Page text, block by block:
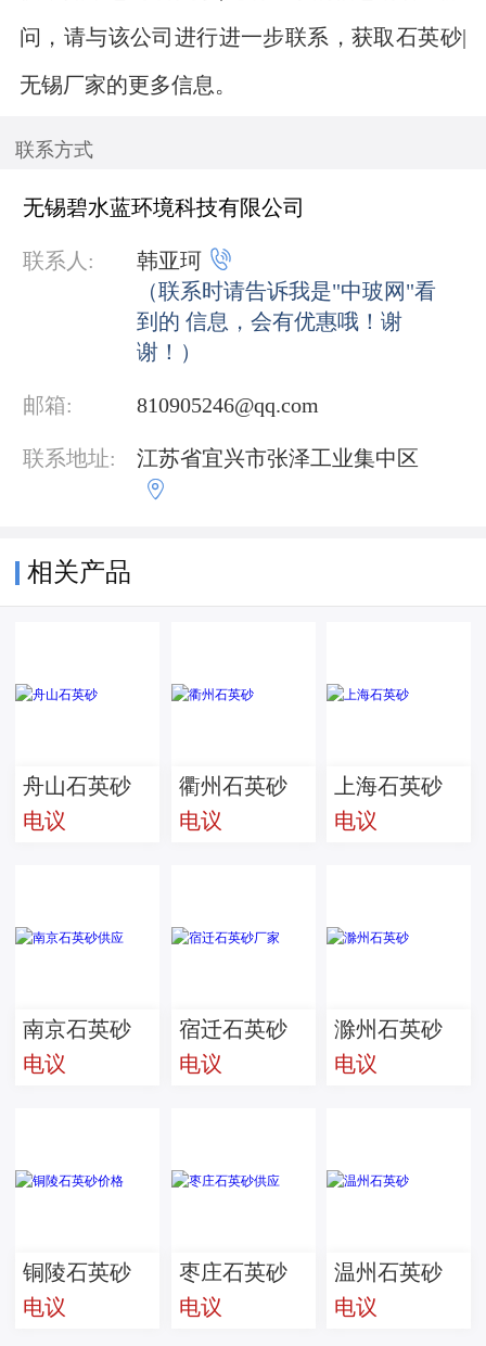
问，请与该公司进行进一步联系，获取石英砂|
无锡厂家的更多信息。
联系方式
无锡碧水蓝环境科技有限公司
联系人: 韩亚珂 
（联系时请告诉我是"中玻网"看
到的 信息，会有优惠哦！谢
谢！）
邮箱: 810905246@qq.com
联系地址: 江苏省宜兴市张泽工业集中区

相关产品
舟山石英砂
电议
衢州石英砂
电议
上海石英砂
电议
南京石英砂
供应
电议
宿迁石英砂
厂家
电议
滁州石英砂
电议
铜陵石英砂
价格
电议
枣庄石英砂
供应
电议
温州石英砂
电议